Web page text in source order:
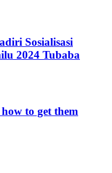
Sosialisasi
2024 Tubaba
to get them